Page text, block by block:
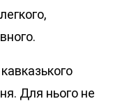
Для нього не